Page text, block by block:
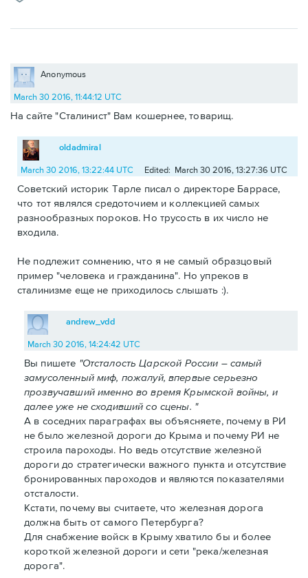
Anonymous
March 30 2016, 11:44:12 UTC
На сайте "Сталинист" Вам кошернее, товарищ.
oldadmiral
March 30 2016, 13:22:44 UTC Edited: March 30 2016, 13:27:36 UTC
Советский историк Тарле писал о директоре Баррасе,
что тот являлся средоточием и коллекцией самых
разнообразных пороков. Но трусость в их число не
входила.
Не подлежит сомнению, что я не самый образцовый
пример "человека и гражданина". Но упреков в
сталинизме еще не приходилось слышать :).
andrew_vdd
March 30 2016, 14:24:42 UTC
Вы пишете "Отсталость Царской России – самый
замусоленный миф, пожалуй, впервые серьезно
прозвучавший именно во время Крымской войны, и
далее уже не сходивший со сцены. "
А в соседних параграфах вы объясняете, почему в РИ
не было железной дороги до Крыма и почему РИ не
строила пароходы. Но ведь отсутствие железной
дороги до стратегически важного пункта и отсутствие
бронированных пароходов и являются показателями
отсталости.
Кстати, почему вы считаете, что железная дорога
должна быть от самого Петербурга?
Для снабжение войск в Крыму хватило бы и более
короткой железной дороги и сети "река/железная
дорога".